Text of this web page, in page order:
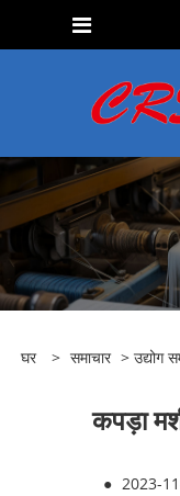
घर > समाचार > उद्योग
कपड़ा
● 2023-